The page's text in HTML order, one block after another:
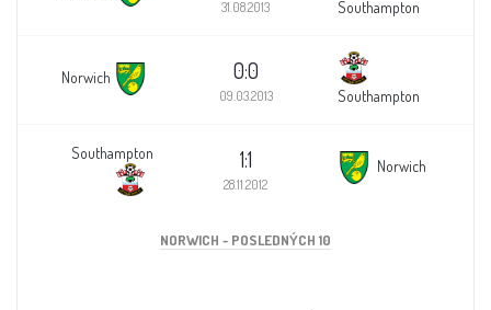
31.08.2013 Southampton
Norwich 0:0
09.03.2013 Southampton
Southampton 1:1
28.11.2012
Norwich
NORWICH - POSLEDNÝCH 10